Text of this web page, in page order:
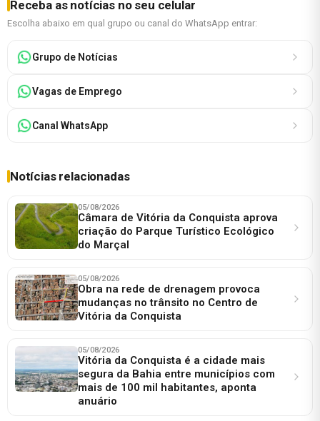
Receba as notícias no seu celular
Escolha abaixo em qual grupo ou canal do WhatsApp entrar:
Grupo de Notícias
Vagas de Emprego
Canal WhatsApp
Notícias relacionadas
05/08/2026
Câmara de Vitória da Conquista aprova
criação do Parque Turístico Ecológico
do Marçal
05/08/2026
Obra na rede de drenagem provoca
mudanças no trânsito no Centro de
Vitória da Conquista
05/08/2026
Vitória da Conquista é a cidade mais
segura da Bahia entre municípios com
mais de 100 mil habitantes, aponta
anuário